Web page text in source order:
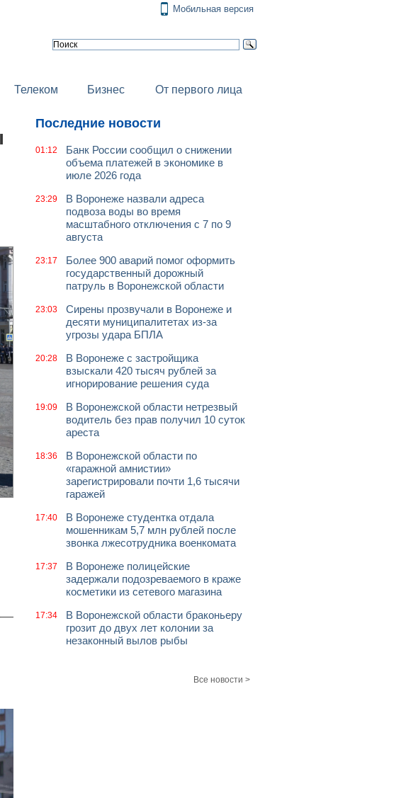
Мобильная версия
Телеком Бизнес От первого лица
—
Последние новости
01:12
Банк России сообщил о снижении
объема платежей в экономике в
июле 2026 года
23:29
В Воронеже назвали адреса
подвоза воды во время
масштабного отключения с 7 по 9
августа
23:17
Более 900 аварий помог оформить
государственный дорожный
патруль в Воронежской области
23:03
Сирены прозвучали в Воронеже и
десяти муниципалитетах из-за
угрозы удара БПЛА
20:28
В Воронеже с застройщика
взыскали 420 тысяч рублей за
игнорирование решения суда
19:09
В Воронежской области нетрезвый
водитель без прав получил 10 суток
ареста
18:36
В Воронежской области по
«гаражной амнистии»
зарегистрировали почти 1,6 тысячи
гаражей
17:40
В Воронеже студентка отдала
мошенникам 5,7 млн рублей после
звонка лжесотрудника военкомата
17:37
В Воронеже полицейские
задержали подозреваемого в краже
косметики из сетевого магазина
17:34
В Воронежской области браконьеру
грозит до двух лет колонии за
незаконный вылов рыбы
Все новости >